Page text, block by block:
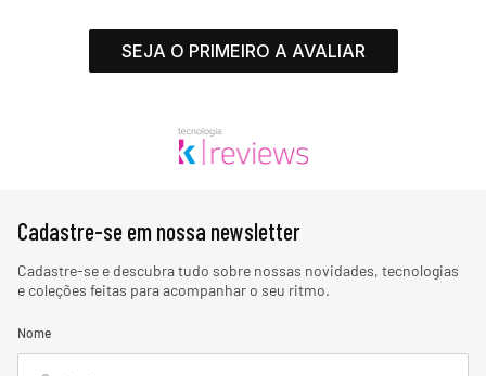
SEJA O PRIMEIRO A AVALIAR
Cadastre-se em nossa newsletter
Cadastre-se e descubra tudo sobre nossas novidades, tecnologias
e coleções feitas para acompanhar o seu ritmo.
Nome